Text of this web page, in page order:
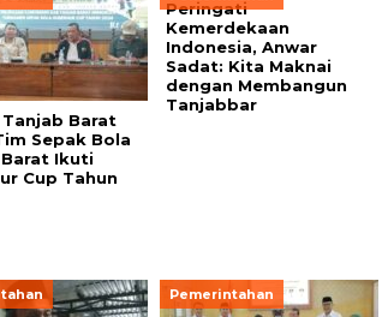
Barat
Sepak Bola
Ikuti
Cup Tahun
Peringati
Kemerdekaan
Indonesia, Anwar
Sadat: Kita Maknai
dengan Membangun
Tanjabbar
Pemerintahan